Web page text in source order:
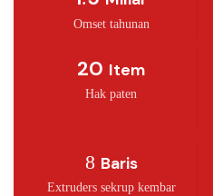
Omset tahunan
20 Item
Hak paten
8 Baris
Extruders sekrup kembar